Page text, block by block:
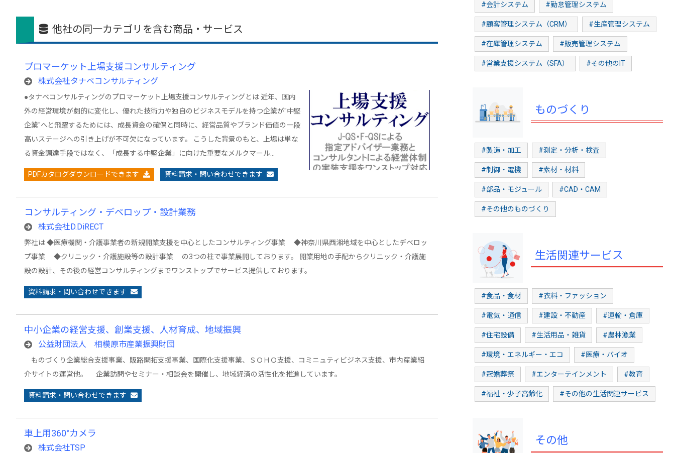
他社の同一カテゴリを含む商品・サービス
プロマーケット上場支援コンサルティング
株式会社タナベコンサルティング
●タナベコンサルティングのプロマーケット上場支援コンサルティングとは 近年、国内
外の経営環境が劇的に変化し、優れた技術力や独自のビジネスモデルを持つ企業が"中堅
企業"へと飛躍するためには、成長資金の確保と同時に、経営品質やブランド価値の一段
高いステージへの引き上げが不可欠になっています。 こうした背景のもと、上場は単な
る資金調達手段ではなく、「成長する中堅企業」に向けた重要なメルクマール…
PDFカタログダウンロードできます 資料請求・問い合わせできます
コンサルティング・デベロップ・設計業務
株式会社D.DiRECT
弊社は ◆医療機関・介護事業者の新規開業支援を中心としたコンサルティング事業 ◆神奈川県西湘地域を中心としたデベロッ
プ事業 ◆クリニック・介護施設等の設計事業 の3つの柱で事業展開しております。 開業用地の手配からクリニック・介護施
設の設計、その後の経営コンサルティングまでワンストップでサービス提供しております。
資料請求・問い合わせできます
中小企業の経営支援、創業支援、人材育成、地域振興
公益財団法人 相模原市産業振興財団
ものづくり企業総合支援事業、販路開拓支援事業、国際化支援事業、ＳＯＨＯ支援、コミニュティビジネス支援、市内産業紹
介サイトの運営他。 企業訪問やセミナー・相談会を開催し、地域経済の活性化を推進しています。
資料請求・問い合わせできます
車上用360°カメラ
株式会社TSP
#会計システム #勤怠管理システム
#顧客管理システム（CRM） #生産管理システム
#在庫管理システム #販売管理システム
#営業支援システム（SFA） #その他のIT
ものづくり
#製造・加工 #測定・分析・検査
#制御・電機 #素材・材料
#部品・モジュール #CAD・CAM
#その他のものづくり
生活関連サービス
#食品・食材 #衣料・ファッション
#電気・通信 #建設・不動産 #運輸・倉庫
#住宅設備 #生活用品・雑貨 #農林漁業
#環境・エネルギー・エコ #医療・バイオ
#冠婚葬祭 #エンターテインメント #教育
#福祉・少子高齢化 #その他の生活関連サービス
その他